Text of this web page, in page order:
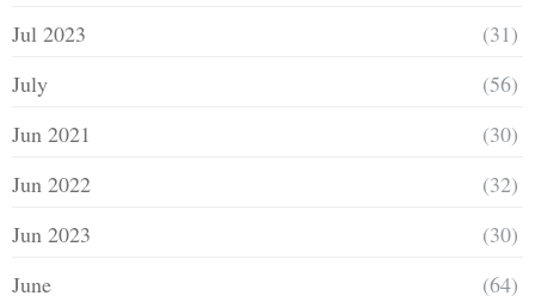
Jul 2023
(31)
July
(56)
Jun 2021
(30)
Jun 2022
(32)
Jun 2023
(30)
June
(64)